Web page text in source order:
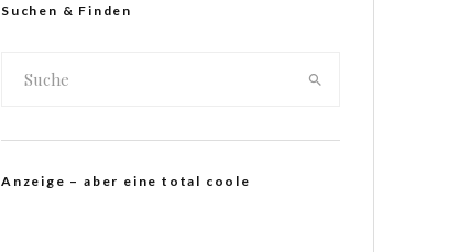
Suchen & Finden
Anzeige – aber eine total coole